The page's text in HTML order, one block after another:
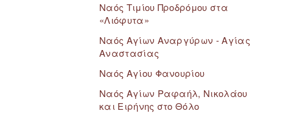
Ναός Τιμίου Προδρόμου στα
«Λιόφυτα»
Ναός Αγίων Αναργύρων - Αγίας
Αναστασίας
Ναός Αγίου Φανουρίου
Ναός Αγίων Ραφαήλ, Νικολάου
και Ειρήνης στο Θόλο